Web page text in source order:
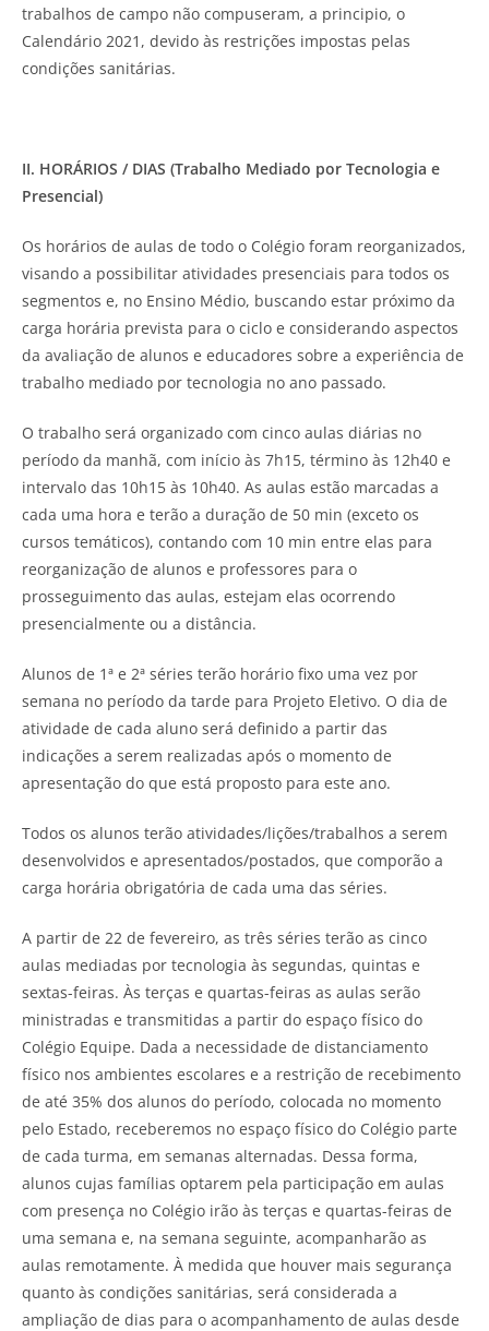
trabalhos de campo não compuseram, a principio, o
Calendário 2021, devido às restrições impostas pelas
condições sanitárias.
II. HORÁRIOS / DIAS (Trabalho Mediado por Tecnologia e
Presencial)
Os horários de aulas de todo o Colégio foram reorganizados,
visando a possibilitar atividades presenciais para todos os
segmentos e, no Ensino Médio, buscando estar próximo da
carga horária prevista para o ciclo e considerando aspectos
da avaliação de alunos e educadores sobre a experiência de
trabalho mediado por tecnologia no ano passado.
O trabalho será organizado com cinco aulas diárias no
período da manhã, com início às 7h15, término às 12h40 e
intervalo das 10h15 às 10h40. As aulas estão marcadas a
cada uma hora e terão a duração de 50 min (exceto os
cursos temáticos), contando com 10 min entre elas para
reorganização de alunos e professores para o
prosseguimento das aulas, estejam elas ocorrendo
presencialmente ou a distância.
Alunos de 1ª e 2ª séries terão horário fixo uma vez por
semana no período da tarde para Projeto Eletivo. O dia de
atividade de cada aluno será definido a partir das
indicações a serem realizadas após o momento de
apresentação do que está proposto para este ano.
Todos os alunos terão atividades/lições/trabalhos a serem
desenvolvidos e apresentados/postados, que comporão a
carga horária obrigatória de cada uma das séries.
A partir de 22 de fevereiro, as três séries terão as cinco
aulas mediadas por tecnologia às segundas, quintas e
sextas-feiras. Às terças e quartas-feiras as aulas serão
ministradas e transmitidas a partir do espaço físico do
Colégio Equipe. Dada a necessidade de distanciamento
físico nos ambientes escolares e a restrição de recebimento
de até 35% dos alunos do período, colocada no momento
pelo Estado, receberemos no espaço físico do Colégio parte
de cada turma, em semanas alternadas. Dessa forma,
alunos cujas famílias optarem pela participação em aulas
com presença no Colégio irão às terças e quartas-feiras de
uma semana e, na semana seguinte, acompanharão as
aulas remotamente. À medida que houver mais segurança
quanto às condições sanitárias, será considerada a
ampliação de dias para o acompanhamento de aulas desde